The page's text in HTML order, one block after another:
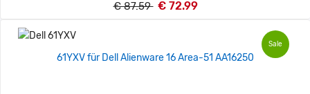
€ 87.59 € 72.99
Sale
61YXV für Dell Alienware 16 Area-51 AA16250